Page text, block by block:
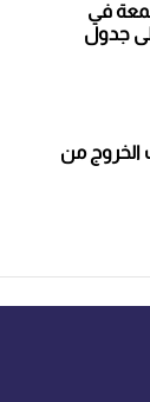
في
جدول
الخروج من